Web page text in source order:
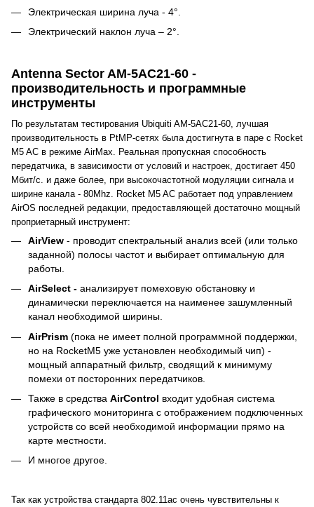
Электрическая ширина луча - 4°.
Электрический наклон луча – 2°.
Antenna Sector AM-5AC21-60 -
производительность и программные
инструменты
По результатам тестирования Ubiquiti AM-5AC21-60 , лучшая
производительность в PtMP-сетях была достигнута в паре с Rocket
M5 AC в режиме AirMax. Реальная пропускная способность
передатчика, в зависимости от условий и настроек, достигает 450
Мбит/c. и даже более, при высокочастотной модуляции сигнала и
ширине канала - 80Mhz. Rocket M5 AC работает под управлением
AirOS последней редакции, предоставляющей достаточно мощный
проприетарный инструмент:
AirView - проводит спектральный анализ всей (или только
заданной) полосы частот и выбирает оптимальную для
работы.
AirSelect - анализирует помеховую обстановку и
динамически переключается на наименее зашумленный
канал необходимой ширины.
AirPrism (пока не имеет полной программной поддержки,
но на RocketM5 уже установлен необходимый чип) -
мощный аппаратный фильтр, сводящий к минимуму
помехи от посторонних передатчиков.
Также в средства AirControl входит удобная система
графического мониторинга с отображением подключенных
устройств со всей необходимой информации прямо на
карте местности.
И многое другое.
Так как устройства стандарта 802.11ac очень чувствительны к